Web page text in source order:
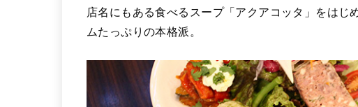
店名にもある食べるスープ「アクアコッタ」をは
ムたっぷりの本格派。